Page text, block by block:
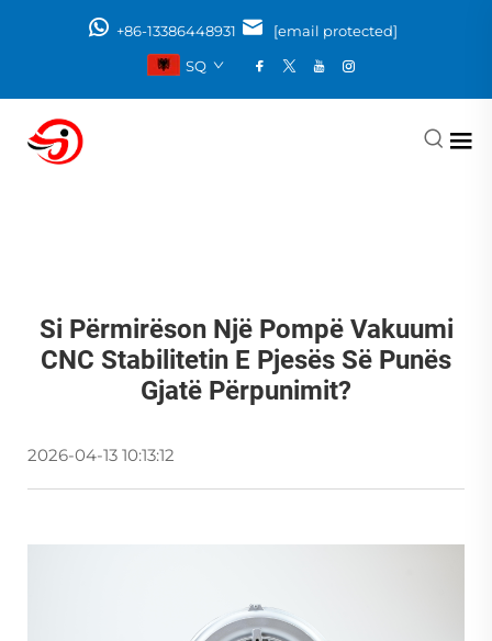
+86-13386448931
[email protected]
SQ
Si Përmirëson Një Pompë Vakuumi
CNC Stabilitetin E Pjesës Së Punës
Gjatë Përpunimit?
2026-04-13 10:13:12